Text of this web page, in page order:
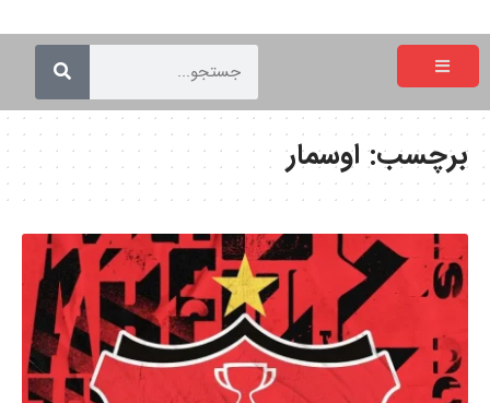
برچسب:اوسمار